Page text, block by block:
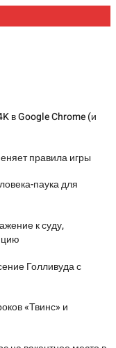
в Google Chrome (и
правила игры
паука для
к суду,
Голливуда с
«Твинс» и